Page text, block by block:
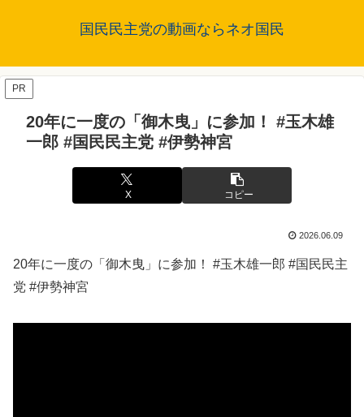
国民民主党の動画ならネオ国民
PR
20年に一度の「御木曳」に参加！ #玉木雄
一郎 #国民民主党 #伊勢神宮
X コピー
2026.06.09
20年に一度の「御木曳」に参加！ #玉木雄一郎 #国民民主
党 #伊勢神宮